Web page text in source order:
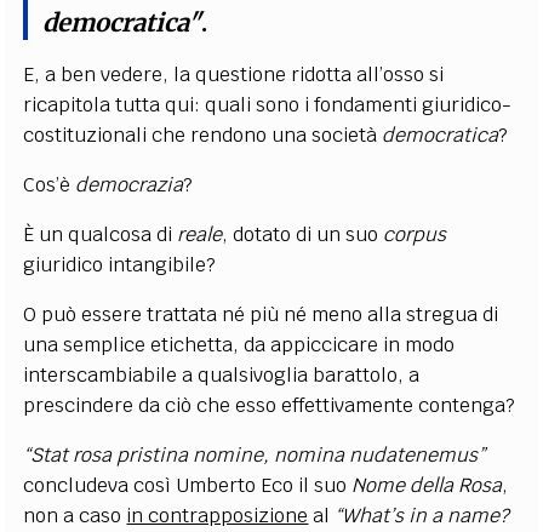
democratica".
E, a ben vedere, la questione ridotta all’osso si
ricapitola tutta qui: quali sono i fondamenti giuridico-
costituzionali che rendono una società democratica?
Cos’è democrazia?
È un qualcosa di reale, dotato di un suo corpus
giuridico intangibile?
O può essere trattata né più né meno alla stregua di
una semplice etichetta, da appiccicare in modo
interscambiabile a qualsivoglia barattolo, a
prescindere da ciò che esso effettivamente contenga?
“Stat rosa pristina nomine, nomina nudatenemus”
concludeva così Umberto Eco il suo Nome della Rosa,
non a caso in contrapposizione al “What’s in a name?